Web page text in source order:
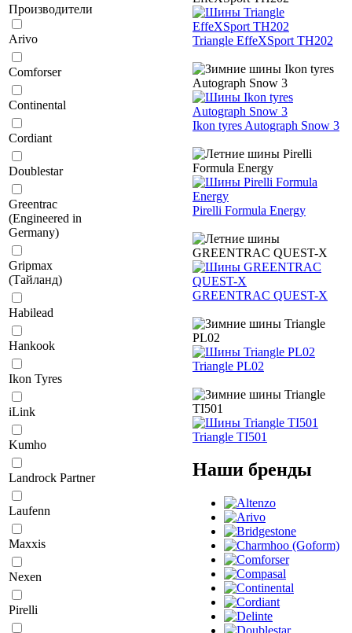
Производители
Arivo
Comforser
Continental
Cordiant
Doublestar
Greentrac
(Engineered in
Germany)
Gripmax
(Тайланд)
Habilead
Hankook
Ikon Tyres
iLink
Kumho
Landrock Partner
Laufenn
Maxxis
Nexen
Pirelli
Triangle EffeXSport TH202
Ikon tyres Autograph Snow 3
Pirelli Formula Energy
GREENTRAC QUEST-X
Triangle PL02
Triangle TI501
Наши бренды